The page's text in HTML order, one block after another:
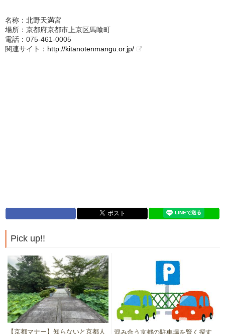
名称：北野天満宮
場所：京都府京都市上京区馬喰町
電話：075-461-0005
関連サイト： http://kitanotenmangu.or.jp/
Pick up!!
【京都マナー】知らないと京都人
混み合う京都の駐車場を賢く探す